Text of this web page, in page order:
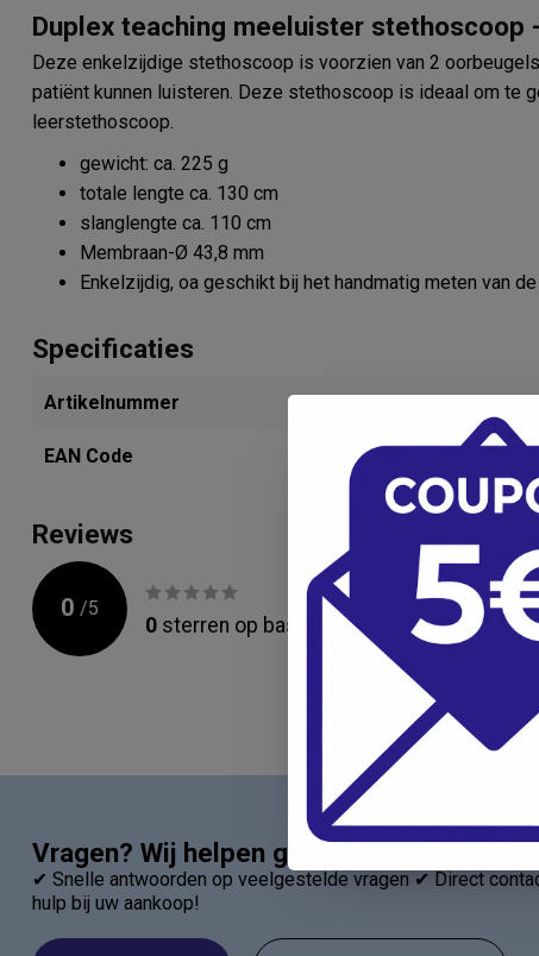
Duplex teaching meeluister stethoscoop
Deze enkelzijdige stethoscoop is voorzien van 2
patiënt kunnen luisteren. Deze stethoscoop is ideaal om te
leerstethoscoop.
gewicht: ca. 225 g
totale lengte ca. 130 cm
slanglengte ca. 110 cm
Membraan-Ø 43,8 mm
Enkelzijdig, oa geschikt bij het handmatig meten van
Specificaties
Artikelnummer 284380987
EAN Code
Reviews
0 /5
0 sterren op basis van0 beoordelingen
Vragen? Wij helpen graag!
✔ Snelle antwoorden op veelgestelde vragen ✔ Direct
hulp bij uw aankoop!